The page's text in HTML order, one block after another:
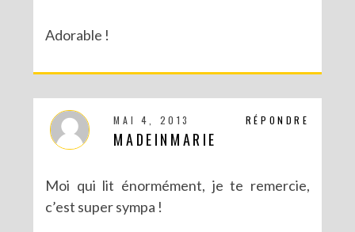
Adorable !
RÉPONDRE
MAI 4, 2013
MADEINMARIE
Moi qui lit énormément, je te remercie,
c’est super sympa !